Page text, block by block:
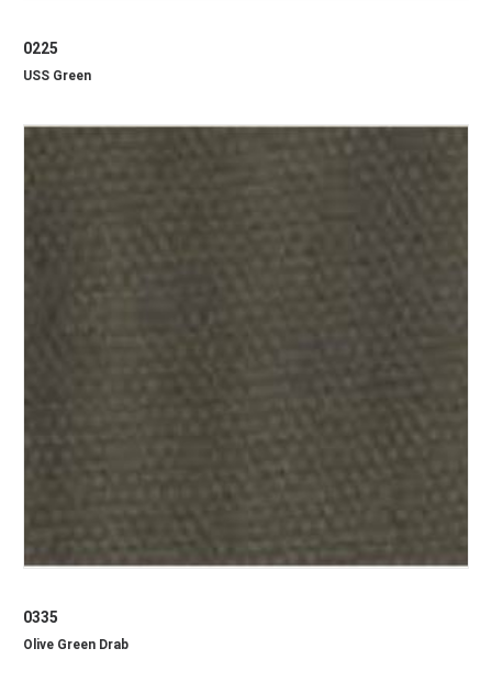
0225
USS Green
0335
Olive Green Drab